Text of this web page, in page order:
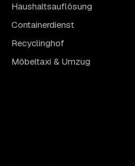
Haushaltsauflösung
Containerdienst
Recyclinghof
Möbeltaxi & Umzug